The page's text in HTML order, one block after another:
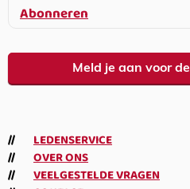
Abonneren
Meld je aan voor
LEDENSERVICE
OVER ONS
VEELGESTELDE VRAGEN